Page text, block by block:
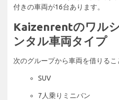
付きの車両が16台あります。
Kaizenrentのワル
ンタル車両タイプ
次のグループから車両を借りるこ
SUV
7人乗りミニバン